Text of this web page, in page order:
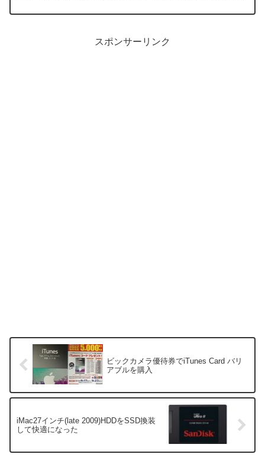
スポンサーリンク
ビックカメラ優待券でiTunes Card バリ
アブルを購入
iMac27インチ(late 2009)HDDをSSD換装
して快適になった